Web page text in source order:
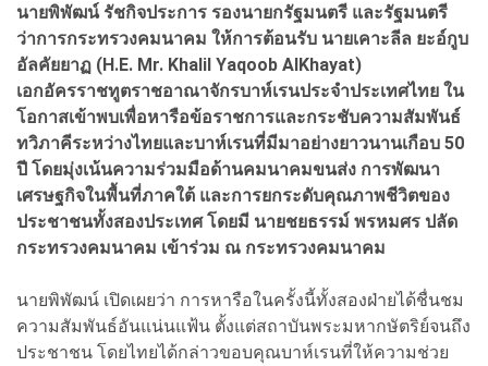
นายพิพัฒน์ รัชกิจประการ รองนายกรัฐมนตรี และรัฐมนตรี
ว่าการกระทรวงคมนาคม ให้การต้อนรับ นายเคาะลีล ยะอ์กูบ
อัลคัยยาฏ (H.E. Mr. Khalil Yaqoob AlKhayat)
เอกอัครราชทูตราชอาณาจักรบาห์เรนประจำประเทศไทย ใน
โอกาสเข้าพบเพื่อหารือข้อราชการและกระชับความสัมพันธ์
ทวิภาคีระหว่างไทยและบาห์เรนที่มีมาอย่างยาวนานเกือบ 50
ปี โดยมุ่งเน้นความร่วมมือด้านคมนาคมขนส่ง การพัฒนา
เศรษฐกิจในพื้นที่ภาคใต้ และการยกระดับคุณภาพชีวิตของ
ประชาชนทั้งสองประเทศ โดยมี นายชยธรรม์ พรหมศร ปลัด
กระทรวงคมนาคม เข้าร่วม ณ กระทรวงคมนาคม
นายพิพัฒน์ เปิดเผยว่า การหารือในครั้งนี้ทั้งสองฝ่ายได้ชื่นชม
ความสัมพันธ์อันแน่นแฟ้น ตั้งแต่สถาบันพระมหากษัตริย์จนถึง
ประชาชน โดยไทยได้กล่าวขอบคุณบาห์เรนที่ให้ความช่วย